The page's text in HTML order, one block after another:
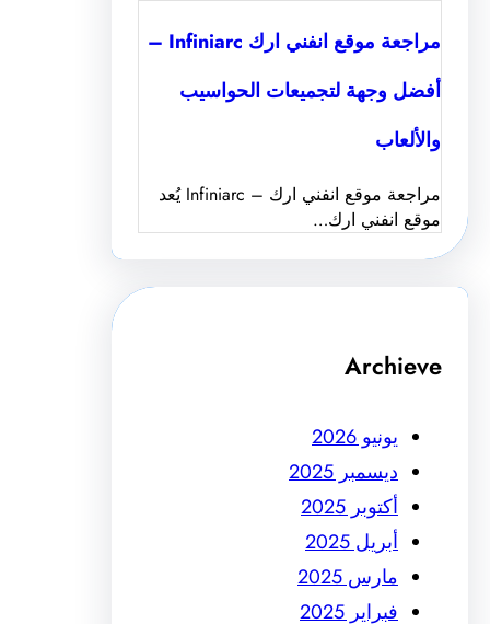
مراجعة موقع انفني ارك Infiniarc –
أفضل وجهة لتجميعات الحواسيب
والألعاب
مراجعة موقع انفني ارك – Infiniarc يُعد
موقع انفني ارك…
Archieve
يونيو 2026
ديسمبر 2025
أكتوبر 2025
أبريل 2025
مارس 2025
فبراير 2025